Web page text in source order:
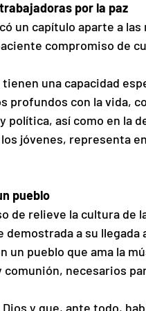
por la paz
un capítulo aparte a
compromiso de
una capacidad
profundos con la vida,
política, así como en la
jóvenes, representa
pueblo
de relieve la cultura de
a su llegada
un pueblo que ama la
comunión, necesarios
y que, ante todo,